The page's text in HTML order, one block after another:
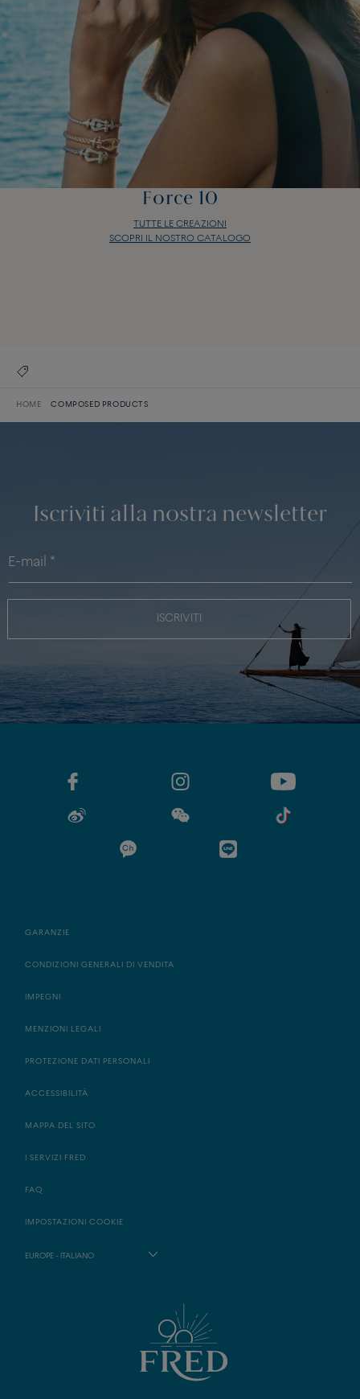
Force 10
TUTTE LE CREAZIONI
SCOPRI IL NOSTRO CATALOGO
HOME COMPOSED PRODUCTS
Iscriviti alla nostra newsletter
ISCRIVITI
GARANZIE
CONDIZIONI GENERALI DI VENDITA
IMPEGNI
MENZIONI LEGALI
PROTEZIONE DATI PERSONALI
ACCESSIBILITÀ
MAPPA DEL SITO
I SERVIZI FRED
FAQ
IMPOSTAZIONI COOKIE
EUROPE - ITALIANO